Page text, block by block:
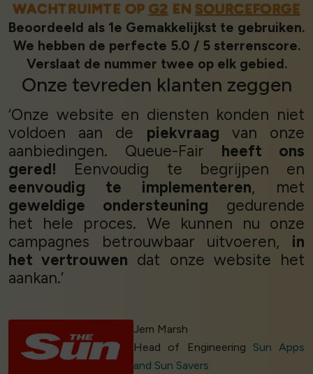
WACHTRUIMTE OP G2 EN SOURCEFORGE
Beoordeeld als 1e Gemakkelijkst te gebruiken.
We hebben de perfecte 5.0 / 5 sterrenscore.
Verslaat de nummer twee op elk gebied.
Onze tevreden klanten zeggen
‘Onze website en diensten konden niet
voldoen aan de piekvraag van onze
aanbiedingen. Queue-Fair heeft ons
gered! Eenvoudig te begrijpen en
eenvoudig te implementeren, met
geweldige ondersteuning gedurende
het hele proces. We kunnen nu onze
campagnes betrouwbaar uitvoeren, in
het vertrouwen dat onze website het
aankan.’
Jem Marsh
Head of Engineering Sun Apps
and Sun Savers